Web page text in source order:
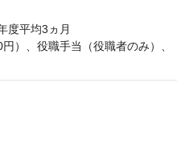
度平均3ヵ月
）、役職手当（役職者のみ）、